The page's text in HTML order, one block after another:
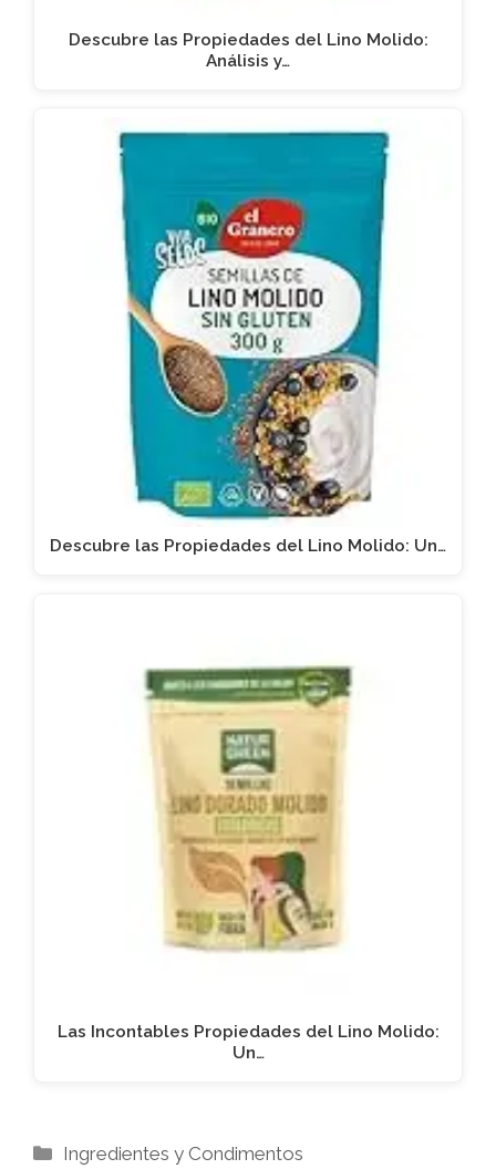
Descubre las Propiedades del Lino Molido:
Análisis y…
Descubre las Propiedades del Lino Molido: Un…
Las Incontables Propiedades del Lino Molido:
Un…
Categorías
Ingredientes y Condimentos